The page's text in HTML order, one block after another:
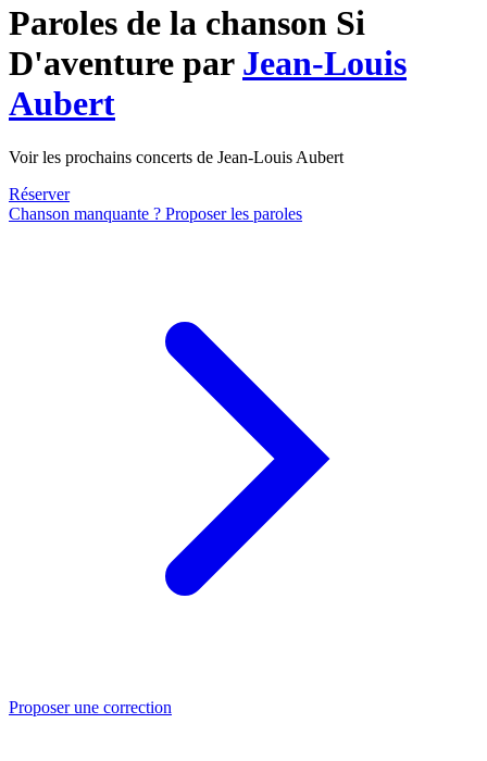
Paroles de la chanson Si
D'aventure par Jean-Louis
Aubert
Voir les prochains concerts de Jean-Louis Aubert
Réserver
Chanson manquante ? Proposer les paroles
Proposer une correction